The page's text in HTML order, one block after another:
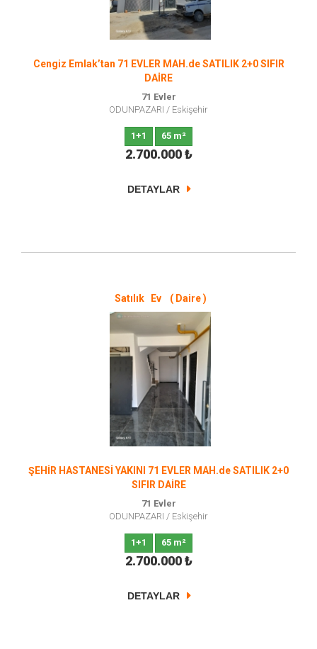
Cengiz Emlak’tan 71 EVLER MAH.de SATILIK 2+0 SIFIR
DAİRE
71 Evler
ODUNPAZARI / Eskişehir
1+1 65 m²
2.700.000 ₺
DETAYLAR
Satılık Ev ( Daire )
ŞEHİR HASTANESİ YAKINI 71 EVLER MAH.de SATILIK 2+0
SIFIR DAİRE
71 Evler
ODUNPAZARI / Eskişehir
1+1 65 m²
2.700.000 ₺
DETAYLAR